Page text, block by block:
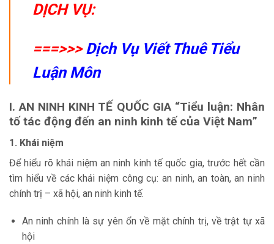
DỊCH VỤ:
===>>> Dịch Vụ Viết Thuê Tiểu
Luận Môn
I. AN NINH KINH TẾ QUỐC GIA “Tiểu luận: Nhân
tố tác động đến an ninh kinh tế của Việt Nam”
1. Khái niệm
Để hiểu rõ khái niệm an ninh kinh tế quốc gia, trước hết cần
tìm hiểu về các khái niệm công cụ: an ninh, an toàn, an ninh
chính trị – xã hội, an ninh kinh tế.
An ninh chính là sự yên ổn về mặt chính trị, về trật tự xã
hội